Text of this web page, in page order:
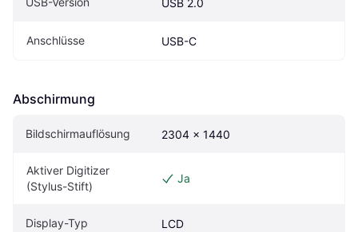
USB 2.0
Anschlüsse USB-C
Abschirmung
Bildschirmauflösung 2304 x 1440
Aktiver Digitizer
(Stylus-Stift)
Ja
Display-Typ LCD